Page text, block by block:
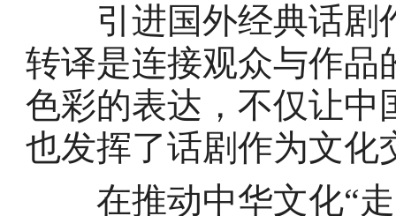
引进国外经典话剧
转译是连接观众与作品
色彩的表达，不仅让中
也发挥了话剧作为文化
在推动中华文化“走